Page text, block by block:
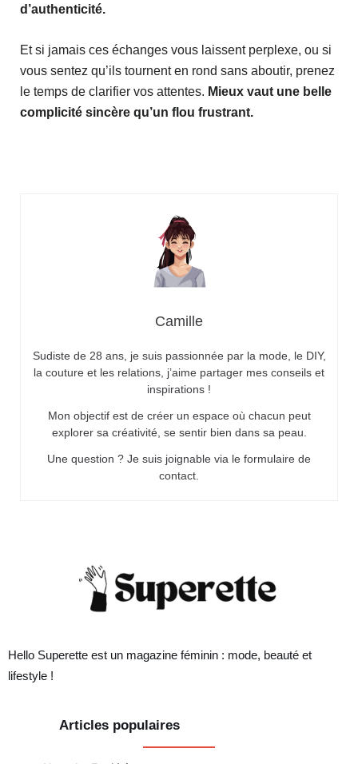
d’authenticité.
Et si jamais ces échanges vous laissent perplexe, ou si
vous sentez qu’ils tournent en rond sans aboutir, prenez
le temps de clarifier vos attentes. Mieux vaut une belle
complicité sincère qu’un flou frustrant.
Camille
Sudiste de 28 ans, je suis passionnée par la mode, le DIY,
la couture et les relations, j’aime partager mes conseils et
inspirations !
Mon objectif est de créer un espace où chacun peut
explorer sa créativité, se sentir bien dans sa peau.
Une question ? Je suis joignable via le formulaire de
contact.
Hello Superette est un magazine féminin : mode, beauté et
lifestyle !
Articles populaires